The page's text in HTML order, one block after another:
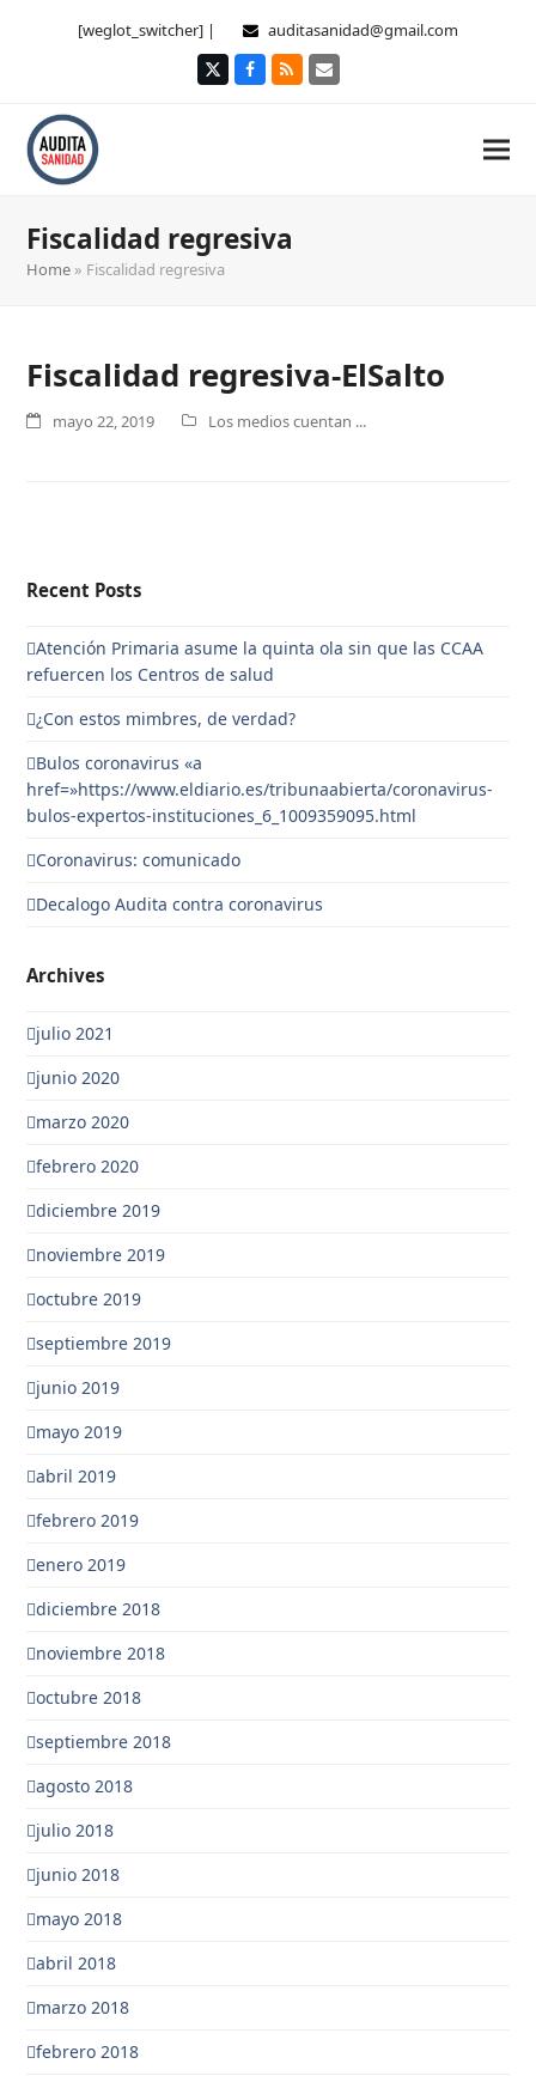
[weglot_switcher] | auditasanidad@gmail.com
TwitterFacebook
RSS Correo
Fiscalidad regresiva
Home » Fiscalidad regresiva
Fiscalidad regresiva-ElSalto
mayo 22, 2019 Los medios cuentan ...
Recent Posts
Atención Primaria asume la quinta ola sin que las CCAA
refuercen los Centros de salud
¿Con estos mimbres, de verdad?
Bulos coronavirus «a
href=»https://www.eldiario.es/tribunaabierta/coronavirus-
bulos-expertos-instituciones_6_1009359095.html
Coronavirus: comunicado
Decalogo Audita contra coronavirus
Archives
julio 2021
junio 2020
marzo 2020
febrero 2020
diciembre 2019
noviembre 2019
octubre 2019
septiembre 2019
junio 2019
mayo 2019
abril 2019
febrero 2019
enero 2019
diciembre 2018
noviembre 2018
octubre 2018
septiembre 2018
agosto 2018
julio 2018
junio 2018
mayo 2018
abril 2018
marzo 2018
febrero 2018